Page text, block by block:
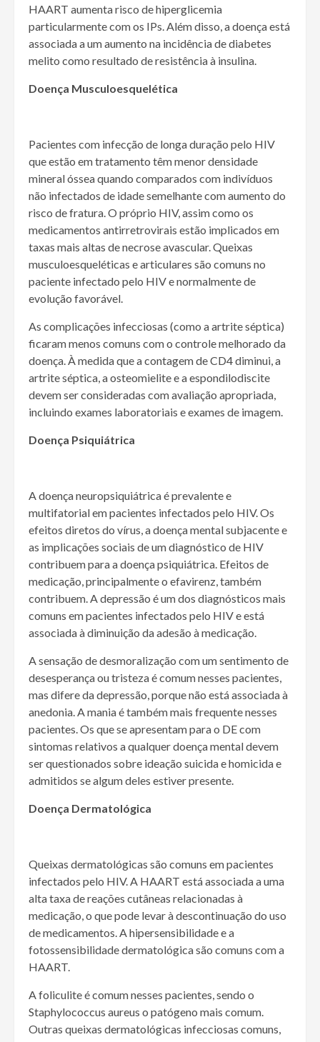
HAART aumenta risco de hiperglicemia
particularmente com os IPs. Além disso, a doença está
associada a um aumento na incidência de diabetes
melito como resultado de resistência à insulina.
Doença Musculoesquelética
Pacientes com infecção de longa duração pelo HIV
que estão em tratamento têm menor densidade
mineral óssea quando comparados com indivíduos
não infectados de idade semelhante com aumento do
risco de fratura. O próprio HIV, assim como os
medicamentos antirretrovirais estão implicados em
taxas mais altas de necrose avascular. Queixas
musculoesqueléticas e articulares são comuns no
paciente infectado pelo HIV e normalmente de
evolução favorável.
As complicações infecciosas (como a artrite séptica)
ficaram menos comuns com o controle melhorado da
doença. À medida que a contagem de CD4 diminui, a
artrite séptica, a osteomielite e a espondilodiscite
devem ser consideradas com avaliação apropriada,
incluindo exames laboratoriais e exames de imagem.
Doença Psiquiátrica
A doença neuropsiquiátrica é prevalente e
multifatorial em pacientes infectados pelo HIV. Os
efeitos diretos do vírus, a doença mental subjacente e
as implicações sociais de um diagnóstico de HIV
contribuem para a doença psiquiátrica. Efeitos de
medicação, principalmente o efavirenz, também
contribuem. A depressão é um dos diagnósticos mais
comuns em pacientes infectados pelo HIV e está
associada à diminuição da adesão à medicação.
A sensação de desmoralização com um sentimento de
desesperança ou tristeza é comum nesses pacientes,
mas difere da depressão, porque não está associada à
anedonia. A mania é também mais frequente nesses
pacientes. Os que se apresentam para o DE com
sintomas relativos a qualquer doença mental devem
ser questionados sobre ideação suicida e homicida e
admitidos se algum deles estiver presente.
Doença Dermatológica
Queixas dermatológicas são comuns em pacientes
infectados pelo HIV. A HAART está associada a uma
alta taxa de reações cutâneas relacionadas à
medicação, o que pode levar à descontinuação do uso
de medicamentos. A hipersensibilidade e a
fotossensibilidade dermatológica são comuns com a
HAART.
A foliculite é comum nesses pacientes, sendo o
Staphylococcus aureus o patógeno mais comum.
Outras queixas dermatológicas infecciosas comuns,